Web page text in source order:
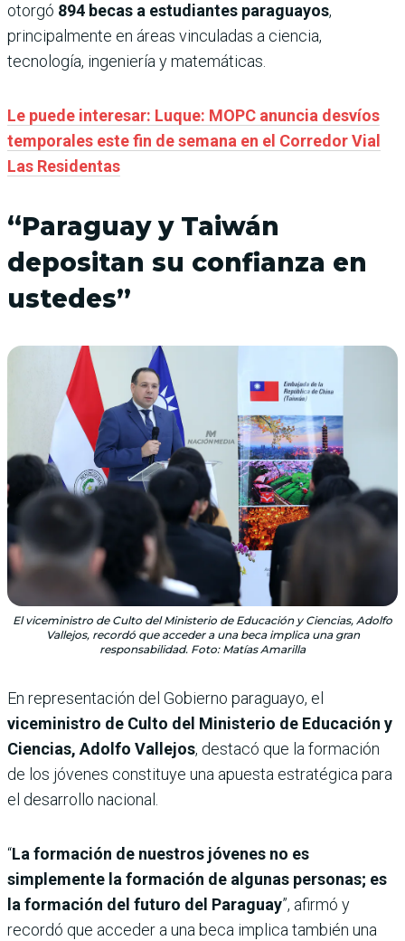
otorgó 894 becas a estudiantes paraguayos,
principalmente en áreas vinculadas a ciencia,
tecnología, ingeniería y matemáticas.
Le puede interesar: Luque: MOPC anuncia desvíos
temporales este fin de semana en el Corredor Vial
Las Residentas
“Paraguay y Taiwán
depositan su confianza en
ustedes”
El viceministro de Culto del Ministerio de Educación y Ciencias, Adolfo
Vallejos, recordó que acceder a una beca implica una gran
responsabilidad. Foto: Matías Amarilla
En representación del Gobierno paraguayo, el
viceministro de Culto del Ministerio de Educación y
Ciencias, Adolfo Vallejos, destacó que la formación
de los jóvenes constituye una apuesta estratégica para
el desarrollo nacional.
“La formación de nuestros jóvenes no es
simplemente la formación de algunas personas; es
la formación del futuro del Paraguay”, afirmó y
recordó que acceder a una beca implica también una